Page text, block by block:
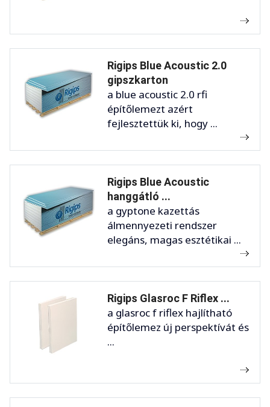
Rigips Blue Acoustic 2.0
gipszkarton
a blue acoustic 2.0 rfi
építőlemezt azért
fejlesztettük ki, hogy ...
Rigips Blue Acoustic
hanggátló ...
a gyptone kazettás
álmennyezeti rendszer
elegáns, magas esztétikai ...
Rigips Glasroc F Riflex ...
a glasroc f riflex hajlítható
építőlemez új perspektívát és
...